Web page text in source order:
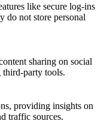
like secure log-ins
do not store personal
sharing on social
third-party tools.
providing insights on
traffic sources.